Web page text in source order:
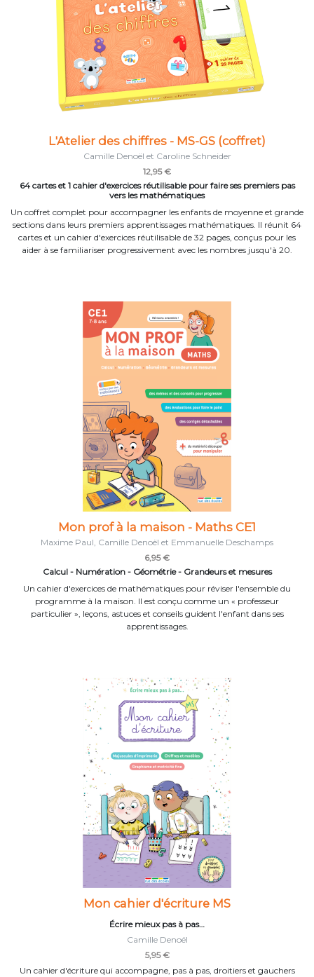
L'Atelier des chiffres - MS-GS (coffret)
Camille Denoël et Caroline Schneider
12,95 €
64 cartes et 1 cahier d'exercices réutilisable pour faire ses premiers pas
vers les mathématiques
Un coffret complet pour accompagner les enfants de moyenne et grande
sections dans leurs premiers apprentissages mathématiques. Il réunit 64
cartes et un cahier d'exercices réutilisable de 32 pages, conçus pour les
aider à se familiariser progressivement avec les nombres jusqu'à 20.
Mon prof à la maison - Maths CE1
Maxime Paul, Camille Denoël et Emmanuelle Deschamps
6,95 €
Calcul - Numération - Géométrie - Grandeurs et mesures
Un cahier d'exercices de mathématiques pour réviser l'ensemble du
programme à la maison. Il est conçu comme un « professeur
particulier », leçons, astuces et conseils guident l'enfant dans ses
apprentissages.
Mon cahier d'écriture MS
Écrire mieux pas à pas…
Camille Denoël
5,95 €
Un cahier d'écriture qui accompagne, pas à pas, droitiers et gauchers